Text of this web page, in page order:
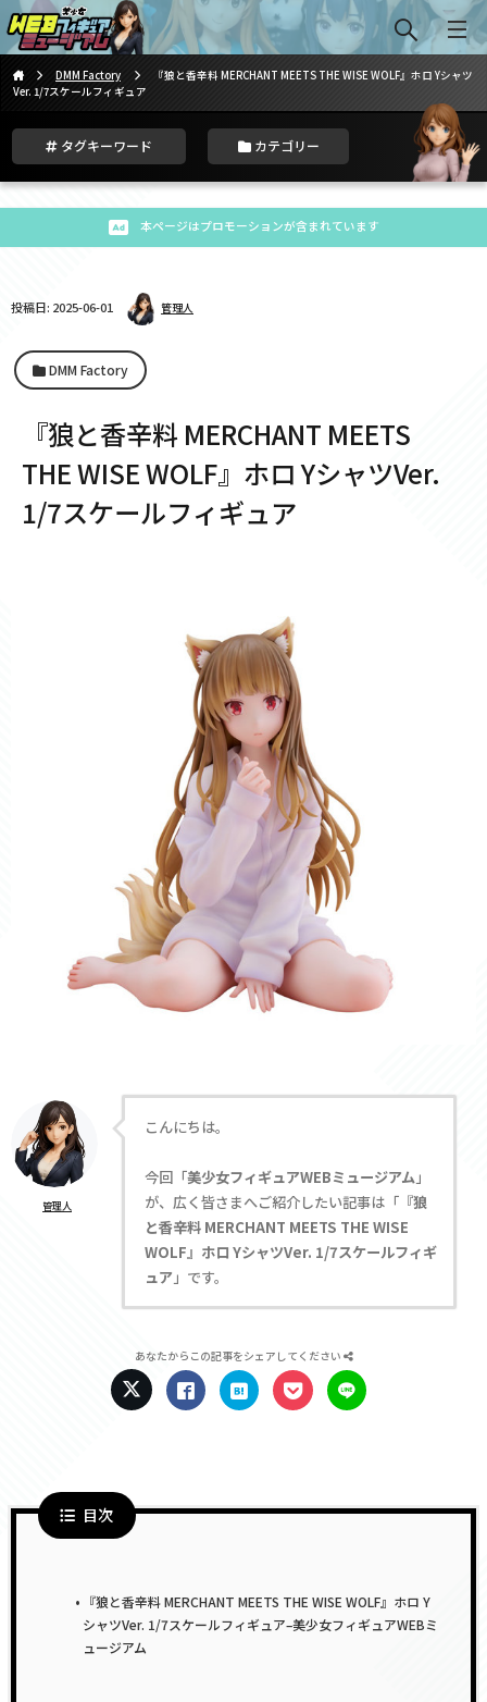
DMM Factory
『狼と香辛料 MERCHANT MEETS THE WISE WOLF』ホロ Yシャツ
Ver. 1/7スケールフィギュア
タグキーワード カテゴリー
本ページはプロモーションが含まれています
投稿日: 2025-06-01 管理人
DMM Factory
『狼と香辛料 MERCHANT MEETS
THE WISE WOLF』ホロ YシャツVer.
1/7スケールフィギュア
管理人
こんにちは。
今回「美少女フィギュアWEBミュージアム」
が、広く皆さまへご紹介したい記事は「 『狼
と香辛料 MERCHANT MEETS THE WISE
WOLF』ホロ YシャツVer. 1/7スケールフィギ
ュア 」です。
あなたからこの記事をシェアしてください
目次
『狼と香辛料 MERCHANT MEETS THE WISE WOLF』ホロ Y
シャツVer. 1/7スケールフィギュア–美少女フィギュアWEBミ
ュージアム